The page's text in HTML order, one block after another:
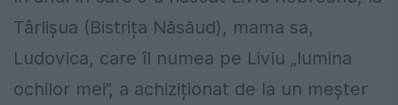
Târlișua (Bistrița Năsăud), mama sa,
Ludovica, care îl numea pe Liviu „lumina
ochilor mei”, a achiziționat de la un meșter